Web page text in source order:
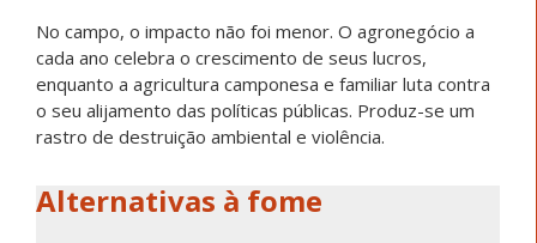
No campo, o impacto não foi menor. O agronegócio a
cada ano celebra o crescimento de seus lucros,
enquanto a agricultura camponesa e familiar luta contra
o seu alijamento das políticas públicas. Produz-se um
rastro de destruição ambiental e violência.
Alternativas à fome